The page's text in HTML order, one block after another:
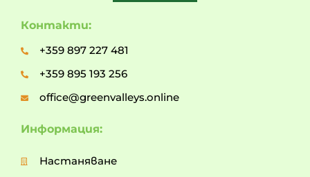
Информация:
Настаняване
Контакти:
+359 897 227 481
+359 895 193 256
office@greenvalleys.online